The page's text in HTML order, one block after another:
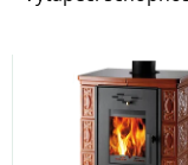
V